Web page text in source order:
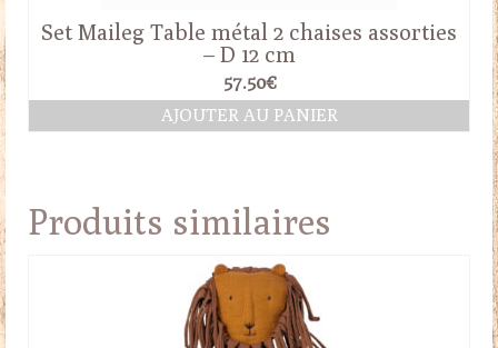
Set Maileg Table métal 2 chaises assorties
– D 12 cm
57.50€
AJOUTER AU PANIER
Produits similaires